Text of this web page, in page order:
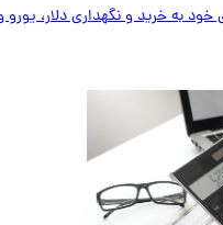
خرید و نگهداری دلار، یورو و